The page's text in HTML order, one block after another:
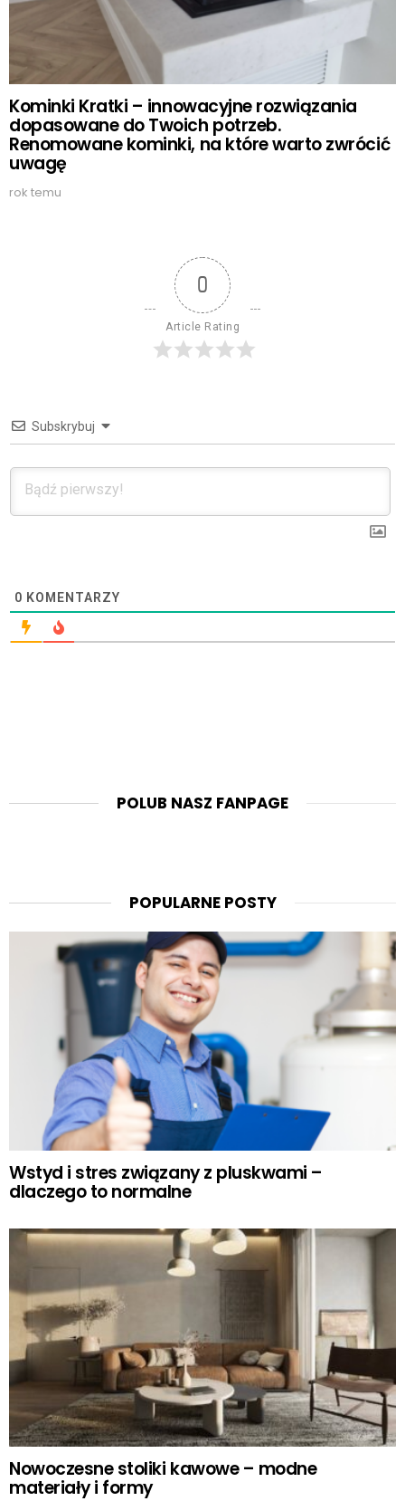
Kominki Kratki – innowacyjne rozwiązania
dopasowane do Twoich potrzeb.
Renomowane kominki, na które warto zwrócić
uwagę
rok temu
0
Article Rating
Subskrybuj
0 KOMENTARZY
POLUB NASZ FANPAGE
POPULARNE POSTY
Wstyd i stres związany z pluskwami –
dlaczego to normalne
Nowoczesne stoliki kawowe – modne
materiały i formy